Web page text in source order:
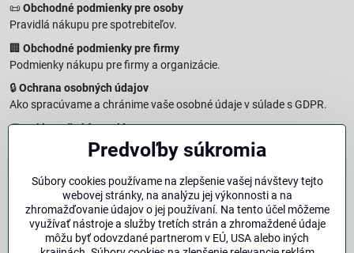
📜 Obchodné podmienky pre osoby
Pravidlá nákupu pre spotrebiteľov.
🏢 Obchodné podmienky pre firmy
Podmienky nákupu pre firmy a organizácie.
🔒Ochrana osobných údajov
Ako spracúvame a chránime vaše osobné údaje v súlade s GDPR.
🧾Reklamačný formulár
Jednoduché podanie reklamácie
Vzorový formulár pre odstúpenie od zmluvy a vrátenie tovaru.
Právna doložka – Autorské práva
Informácie o ochrane obsahu, značiek a fotografií vrátane
podmienok.
Predvoľby súkromia
Súbory cookies používame na zlepšenie vašej návštevy tejto
webovej stránky, na analýzu jej výkonnosti a na
zhromažďovanie údajov o jej používaní. Na tento účel môžeme
využívať nástroje a služby tretích strán a zhromaždené údaje
môžu byť odovzdané partnerom v EÚ, USA alebo iných